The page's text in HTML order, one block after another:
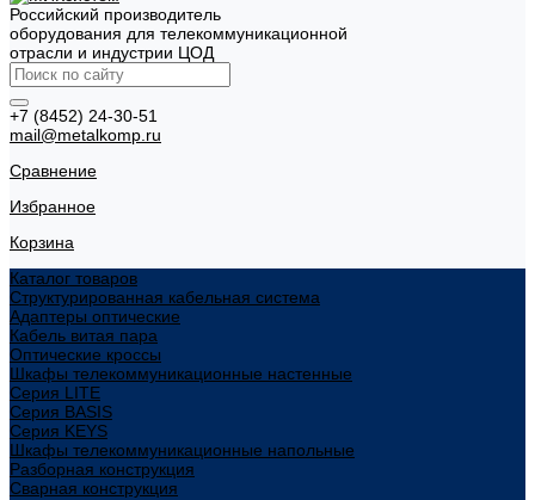
Российский производитель
оборудования для телекоммуникационной
отрасли и индустрии ЦОД
+7 (8452) 24-30-51
mail@metalkomp.ru
Сравнение
Избранное
Корзина
Каталог товаров
Структурированная кабельная система
Адаптеры оптические
Кабель витая пара
Оптические кроссы
Шкафы телекоммуникационные настенные
Cерия LITE
Cерия BASIS
Cерия KEYS
Шкафы телекоммуникационные напольные
Разборная конструкция
Сварная конструкция